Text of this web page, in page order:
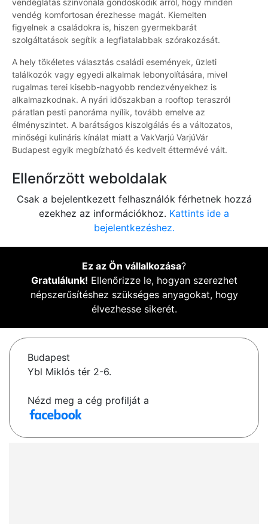
vendéglátás színvonala gondoskodik arról, hogy minden
vendég komfortosan érezhesse magát. Kiemelten
figyelnek a családokra is, hiszen gyermekbarát
szolgáltatások segítik a legfiatalabbak szórakozását.
A hely tökéletes választás családi események, üzleti
találkozók vagy egyedi alkalmak lebonyolítására, mivel
rugalmas terei kisebb-nagyobb rendezvényekhez is
alkalmazkodnak. A nyári időszakban a rooftop teraszról
páratlan pesti panoráma nyílik, tovább emelve az
élményszintet. A barátságos kiszolgálás és a változatos,
minőségi kulináris kínálat miatt a VakVarjú VarjúVár
Budapest egyik megbízható és kedvelt éttermévé vált.
Ellenőrzött weboldalak
Csak a bejelentkezett felhasználók férhetnek hozzá
ezekhez az információkhoz. Kattints ide a
bejelentkezéshez.
Ez az Ön vállalkozása?
Gratulálunk! Ellenőrizze le, hogyan szerezhet
népszerűsítéshez szükséges anyagokat, hogy
élvezhesse sikerét.
Budapest
Ybl Miklós tér 2-6.
Nézd meg a cég profilját a